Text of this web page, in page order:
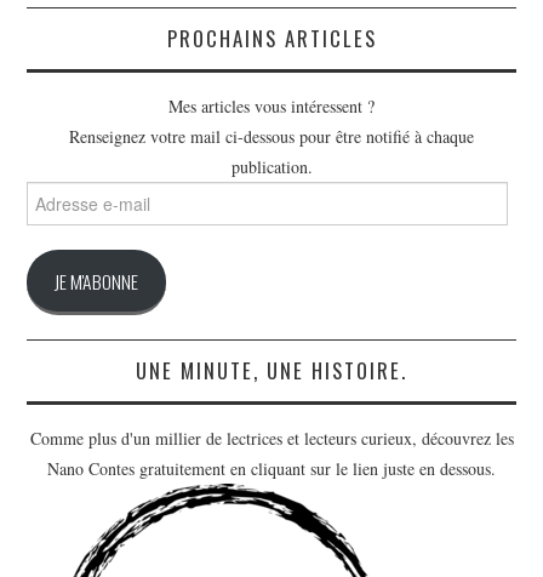
PROCHAINS ARTICLES
Mes articles vous intéressent ?
Renseignez votre mail ci-dessous pour être notifié à chaque
publication.
Adresse
e-
JE M'ABONNE
UNE MINUTE, UNE HISTOIRE.
Comme plus d'un millier de lectrices et lecteurs curieux, découvrez les
Nano Contes gratuitement en cliquant sur le lien juste en dessous.